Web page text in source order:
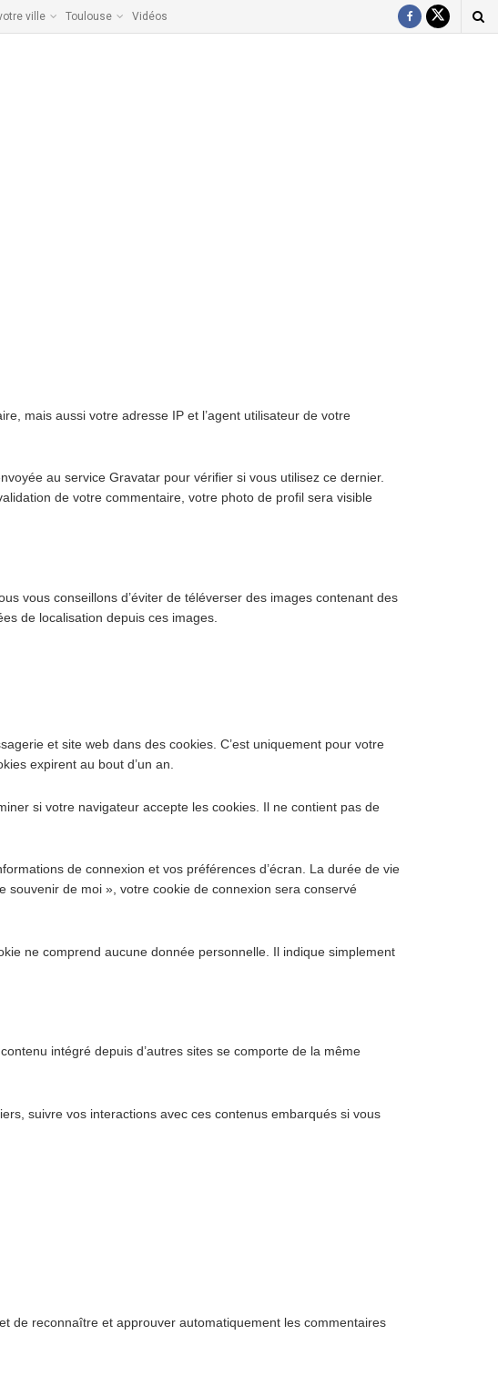
ville Toulouse Vidéos
mais aussi votre adresse IP et l’agent utilisateur de votre
au service Gravatar pour vérifier si vous utilisez ce dernier.
de votre commentaire, votre photo de profil sera visible
vous conseillons d’éviter de téléverser des images contenant des
de localisation depuis ces images.
et site web dans des cookies. C’est uniquement pour votre
expirent au bout d’un an.
si votre navigateur accepte les cookies. Il ne contient pas de
de connexion et vos préférences d’écran. La durée de vie
souvenir de moi », votre cookie de connexion sera conservé
ne comprend aucune donnée personnelle. Il indique simplement
intégré depuis d’autres sites se comporte de la même
suivre vos interactions avec ces contenus embarqués si vous
de reconnaître et approuver automatiquement les commentaires